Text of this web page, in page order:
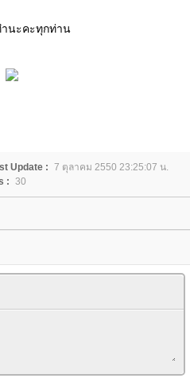
ำนะคะทุกท่าน
Update : 7 ตุลาคม 2550 23:25:07 น.
: 30